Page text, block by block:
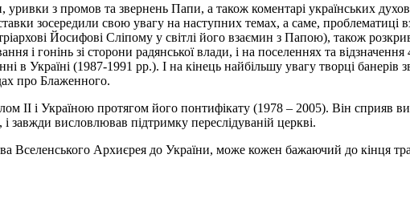
з промов та звернень Папи, а також коментарі українських
зосередили свою увагу на наступних темах, а саме, проблематиці
Йосифові Сліпому у світлі його взаємин з Папою), також
і гонінь зі сторони радянської влади, і на поселеннях та відзначення
в Україні (1987-1991 рр.). І на кінець найбільшу увагу творці
про Блаженного.
ІІ і Україною протягом його понтифікату (1978 – 2005). Він сприяв
завжди висловлював підтримку переслідуваній церкві.
Вселенського Архиєрея до України, може кожен бажаючий до кінця